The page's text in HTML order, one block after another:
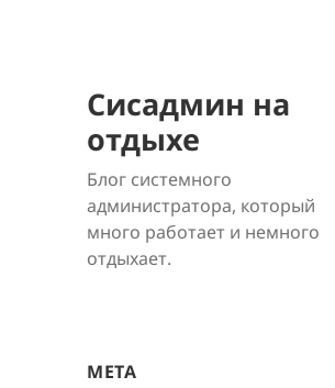
Сисадмин на
отдыхе
Блог системного
администратора, который
много работает и немного
отдыхает.
МЕТА